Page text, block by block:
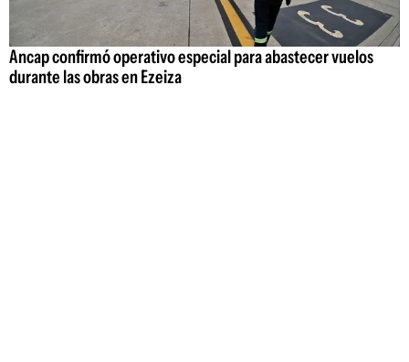
Ancap confirmó operativo especial para abastecer vuelos
durante las obras en Ezeiza